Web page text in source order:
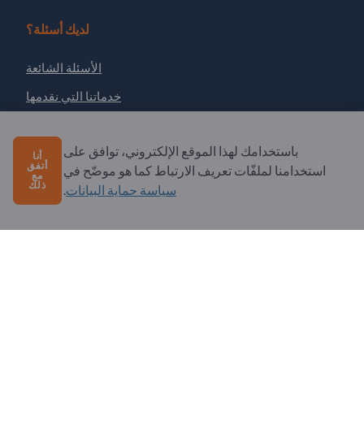
لديك أسئلة؟
الأسئلة الشائعة
خدماتنا التي نقدمها
رسالة إلى Exportpages
Exportpages International Network
Exportpages International GmbH
باستخدامك لهذا الموقع الإلكتروني، توافق على
استخدامنا لملفّات تعريف الارتباط كما هو موضّح في
سياسة حماية البيانات.
أنا
أتفق
مع
ذلك